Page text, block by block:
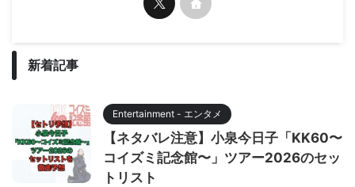
新着記事
Entertainment - エンタメ
【ネタバレ注意】小泉今日子「KK60〜
コイズミ記念館〜」ツアー2026のセッ
トリスト